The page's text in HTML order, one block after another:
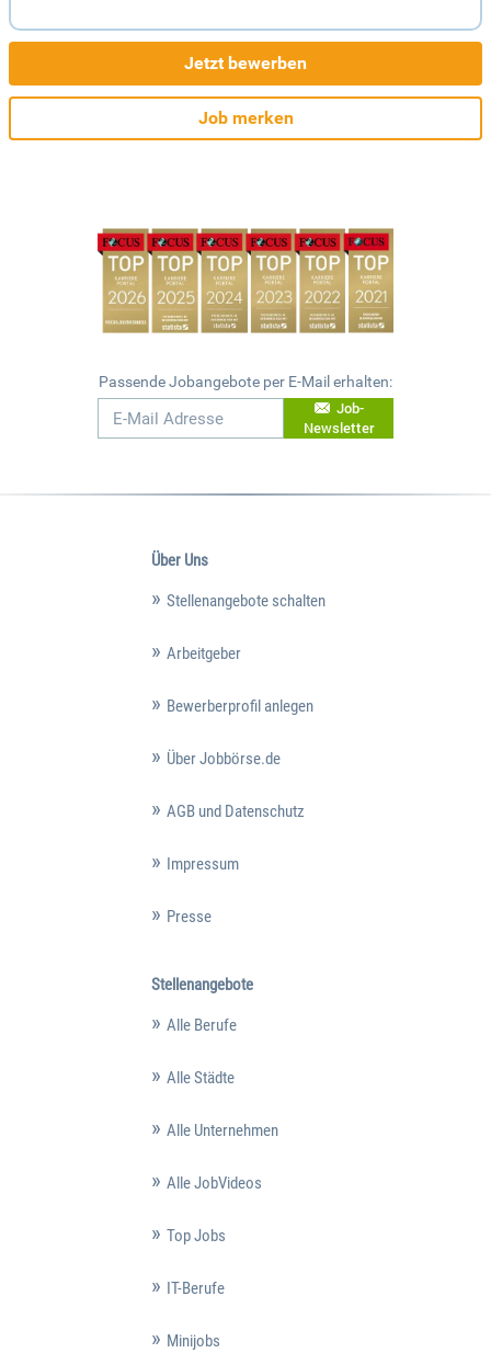
Jetzt bewerben
Job merken
Passende Jobangebote per E-Mail erhalten:
Job-
Newsletter
Über Uns
Stellenangebote schalten
Arbeitgeber
Bewerberprofil anlegen
Über Jobbörse.de
AGB und Datenschutz
Impressum
Presse
Stellenangebote
Alle Berufe
Alle Städte
Alle Unternehmen
Alle JobVideos
Top Jobs
IT-Berufe
Minijobs